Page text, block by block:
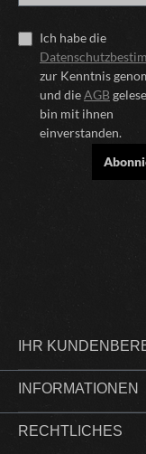
Ich habe die
zur Kenntnis
und dieAGB
bin mit ihnen
einverstanden.
IHR
INFORMATIONEN
RECHTLICHES